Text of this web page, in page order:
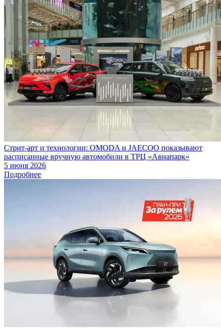
Стрит-арт и технологии: OMODA и JAECOO показывают
расписанные вручную автомобили в ТРЦ «Авиапарк»
5 июня 2026
Подробнее